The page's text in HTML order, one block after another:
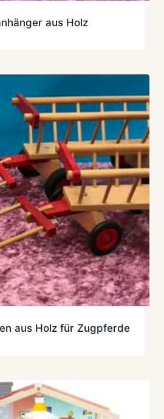
aus Holz
aus Holz für Zugpferde